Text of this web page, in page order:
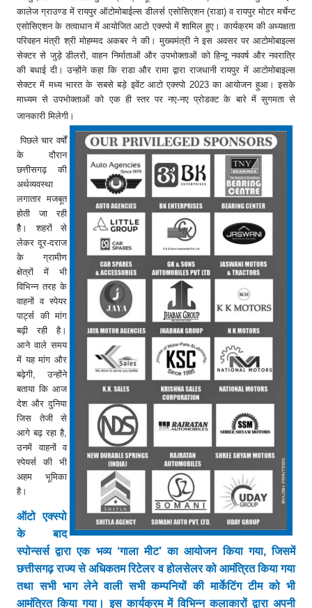
कालेज ग्राउण्ड में रायपुर ऑटोमोबाईल्स डीलर्स एसोसिएशन (राडा) व रायपुर मोटर मर्चेन्ट
एसोसिएशन के तत्वाधान में आयोजित आटो एक्स्पो में शामिल हुए। कार्यक्रम की अध्यक्षता
परिवहन मंत्री श्री मोहम्मद अकबर ने की। मुख्यमंत्री ने इस अवसर पर आटोमोबाइल्स
सेक्टर से जुड़े डीलरों, वाहन निर्माताओं और उपभोक्ताओं को हिन्दू नववर्ष और नवरात्रि
की बधाई दी। उन्होंने कहा कि राडा और रामा द्वारा राजधानी रायपुर में आटोमोबाइल्स
सेक्टर में मध्य भारत के सबसे बड़े इवेंट आटो एक्स्पो 2023 का आयोजन हुआ। इसके
माध्यम से उपभोक्ताओं को एक ही स्तर पर नए-नए प्रोडक्ट के बारे में सुगमता से
जानकारी मिलेगी।
पिछले चार वर्षों
के दौरान
छत्तीसगढ़ की
अर्थव्यवस्था
लगातार मजबूत
होती जा रही
हैै। शहरों से
लेकर दूर-दराज
के ग्रामीण
क्षेत्रों में भी
विभिन्न तरह के
वाहनों व स्पेयर
पार्ट्स की मांग
बढ़ी रही है।
आने वाले समय
में यह मांग और
बढ़ेगी, उन्होंने
बताया कि आज
देश और दुनिया
जिस तेजी से
आगे बढ़ रहा है,
उनमें वाहनों व
स्पेयर्स की भी
अहम भूमिका
है।
ऑटो एक्स्पो
के बाद
स्पोन्सर्स द्वारा एक भव्य ‘गाला मीट’ का आयोजन किया गया, जिसमें
छत्तीसगढ़ राज्य से अधिकतम रिटेलर व होलसेलर को आमंत्रित किया गया
तथा सभी भाग लेने वाली सभी कम्पनियों की मार्केटिंग टीम को भी
आमंत्रित किया गया। इस कार्यक्रम में विभिन्न कलाकारों द्वारा अपनी